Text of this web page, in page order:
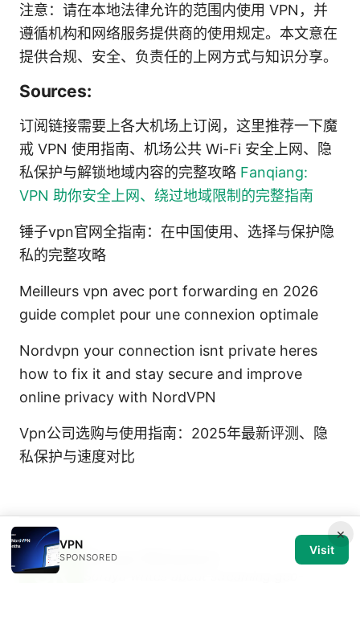
注意：请在本地法律允许的范围内使用 VPN，并
遵循机构和网络服务提供商的使用规定。本文意在
提供合规、安全、负责任的上网方式与知识分享。
Sources:
订阅链接需要上各大机场上订阅，这里推荐一下魔
戒 VPN 使用指南、机场公共 Wi-Fi 安全上网、隐
私保护与解锁地域内容的完整攻略 Fanqiang:
VPN 助你安全上网、绕过地域限制的完整指南
锤子vpn官网全指南：在中国使用、选择与保护隐
私的完整攻略
Meilleurs vpn avec port forwarding en 2026
guide complet pour une connexion optimale
Nordvpn your connection isnt private heres
how to fix it and stay secure and improve
online privacy with NordVPN
Vpn公司选购与使用指南：2025年最新评测、隐
私保护与速度对比
Soraya Rhinehart
×
VPN
SPONSORED
Visit